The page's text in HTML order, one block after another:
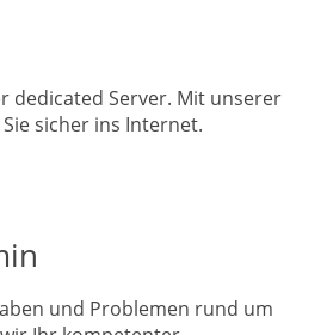
dedicated Server. Mit unserer
sicher ins Internet.
und Problemen rund um